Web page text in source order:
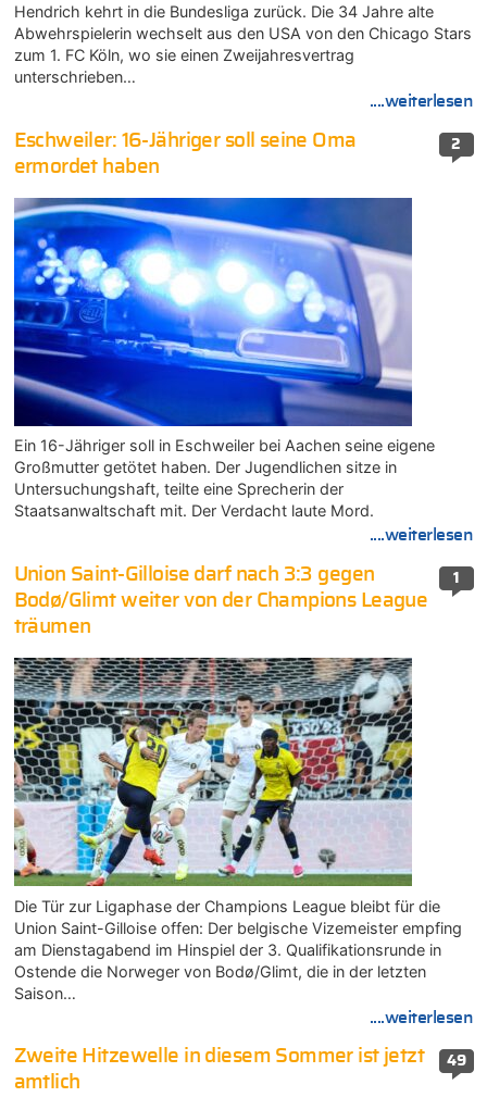
Hendrich kehrt in die Bundesliga zurück. Die 34 Jahre alte
Abwehrspielerin wechselt aus den USA von den Chicago Stars
zum 1. FC Köln, wo sie einen Zweijahresvertrag
unterschrieben…
....weiterlesen
2
Eschweiler: 16-Jähriger soll seine Oma
ermordet haben
Ein 16-Jähriger soll in Eschweiler bei Aachen seine eigene
Großmutter getötet haben. Der Jugendlichen sitze in
Untersuchungshaft, teilte eine Sprecherin der
Staatsanwaltschaft mit. Der Verdacht laute Mord.
....weiterlesen
1
Union Saint-Gilloise darf nach 3:3 gegen
Bodø/Glimt weiter von der Champions League
träumen
Die Tür zur Ligaphase der Champions League bleibt für die
Union Saint-Gilloise offen: Der belgische Vizemeister empfing
am Dienstagabend im Hinspiel der 3. Qualifikationsrunde in
Ostende die Norweger von Bodø/Glimt, die in der letzten
Saison…
....weiterlesen
49
Zweite Hitzewelle in diesem Sommer ist jetzt
amtlich